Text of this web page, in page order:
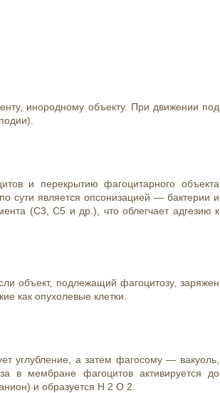
инородному объекту. При движении под
и перекрытию фагоцитарного объекта
сути является опсонизацией — бактерии и
(C3, C5 и др.), что облегчает адгезию к
объект, подлежащий фагоцитозу, заряжен
как опухолевые клетки.
углубление, а затем фагосому — вакуоль,
в мембране фагоцитов активируется до
и образуется H 2 O 2.